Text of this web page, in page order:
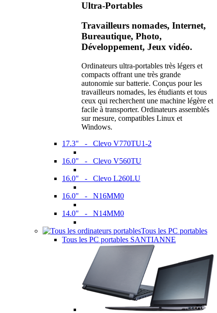
Ultra-Portables
Travailleurs nomades, Internet,
Bureautique, Photo,
Développement, Jeux vidéo.
Ordinateurs ultra-portables très légers et
compacts offrant une très grande
autonomie sur batterie. Conçus pour les
travailleurs nomades, les étudiants et tous
ceux qui recherchent une machine légère et
facile à transporter. Ordinateurs assemblés
sur mesure, compatibles Linux et
Windows.
17.3" - Clevo V770TU1-2
16.0" - Clevo V560TU
16.0" - Clevo L260LU
16.0" - N16MM0
14.0" - N14MM0
Tous les PC portables
Tous les PC portables SANTIANNE